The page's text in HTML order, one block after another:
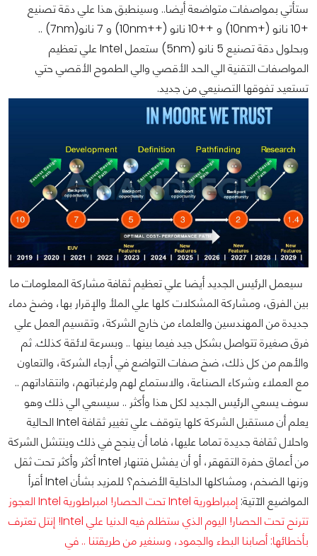
ستأتي بمواصفات متواضعة أيضا.. وسينطبق هذا علي دقة تصنيع
+10 نانو (+10nm) و ++10 نانو (++10nm) و 7 نانو(7nm) ..
وبحلول دقة تصنيع 5 نانو (5nm) ستعمل Intel علي تعظيم
المواصفات التقنية الي الحد الأقصي والي الطموح الأقصي حتي
تستعيد تفوقها التصنيعي من جديد.
سيعمل الرئيس الجديد أيضا علي تعظيم ثقافة مشاركة المعلومات ما
بين الفرق، ومشاركة المشكلات كلها علي الملأ والإقرار بها، وضخ دماء
جديدة من المهندسين والعلماء من خارج الشركة، وتقسيم العمل علي
فرق صغيرة تتواصل بشكل جيد فيما بينها .. وبسرعة لائقة كذلك. ثم
والأهم من كل ذلك، ضخ صفات التواضع في أرجاء الشركة، والتعاون
مع العملاء وشركاء الصناعة، والاستماع لهم ولرغباتهم، وانتقاداتهم ..
سوف يسعي الرئيس الجديد لكل هذا وأكثر .. سيسعي الي ذلك وهو
يعلم أن مستقبل الشركة كلها يتوقف علي تغيير ثقافة Intel الحالية
واحلال ثقافة جديدة تماما عليها، فاما أن ينجح في ذلك وينتشل الشركة
من أعماق حفرة التقهقر، أو أن يفشل فتنهار Intel أكثر وأكثر تحت ثقل
وزنها الضخم، ومشاكلها الداخلية الأضخم؟
للمزيد بشأن Intel أقرأ
المواضيع الآتية: إمبراطورية Intel تحت الحصار!
امبراطورية Intel العجوز
تترنح تحت الحصار! اليوم الذي ستظلم فيه الدنيا علي Intel!
إنتل تعترف
بأخطائها: أصابنا البطء والجمود، وسنغير من طريقتنا .. في